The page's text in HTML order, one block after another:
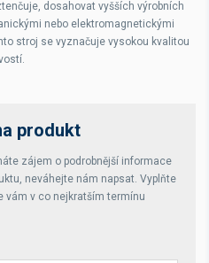
dosahovat vyšších výrobních
nebo elektromagnetickými
stroj se vyznačuje vysokou kvalitou
produkt
zájem o podrobnější informace
neváhejte nám napsat. Vyplňte
vám v co nejkratším termínu